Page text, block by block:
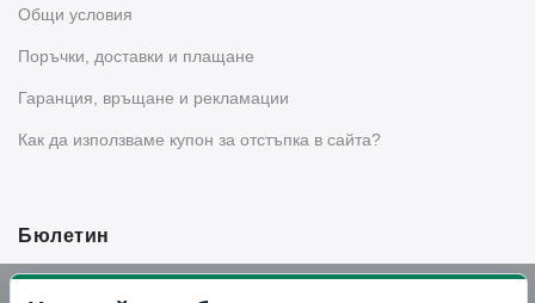
Общи условия
Поръчки, доставки и плащане
Гаранция, връщане и рекламации
Как да използваме купон за отстъпка в сайта?
Бюлетин
Вземи -10% отстъпка в Telegram